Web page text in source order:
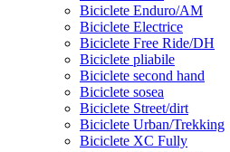
Biciclete Enduro/AM
Biciclete Electrice
Biciclete Free Ride/DH
Biciclete pliabile
Biciclete second hand
Biciclete sosea
Biciclete Street/dirt
Biciclete Urban/Trekking
Biciclete XC Fully